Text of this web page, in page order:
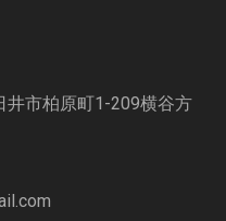
井市柏原町1-209横谷方